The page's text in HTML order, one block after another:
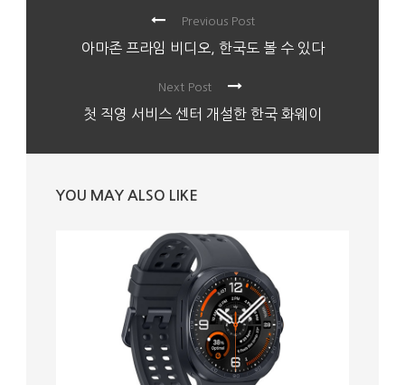
Previous Post
아마존 프라임 비디오, 한국도 볼 수 있다
Next Post
첫 직영 서비스 센터 개설한 한국 화웨이
YOU MAY ALSO LIKE